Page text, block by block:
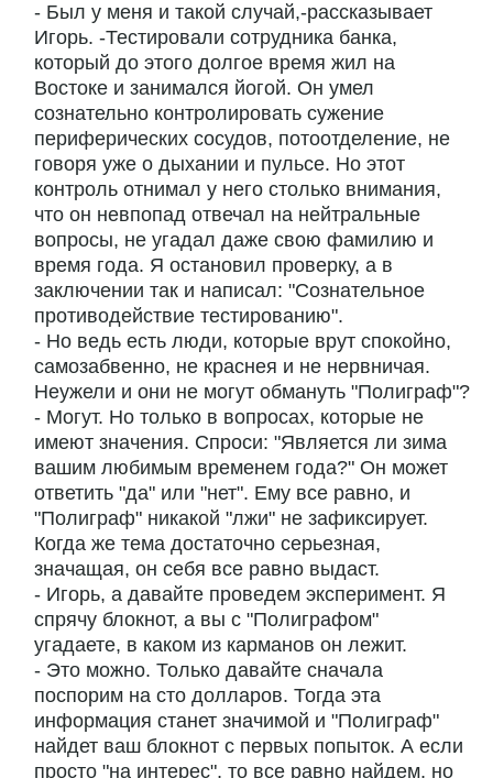
- Был у меня и такой случай,-рассказывает
Игорь. -Тестировали сотрудника банка,
который до этого долгое время жил на
Востоке и занимался йогой. Он умел
сознательно контролировать сужение
периферических сосудов, потоотделение, не
говоря уже о дыхании и пульсе. Но этот
контроль отнимал у него столько внимания,
что он невпопад отвечал на нейтральные
вопросы, не угадал даже свою фамилию и
время года. Я остановил проверку, а в
заключении так и написал: "Сознательное
противодействие тестированию".
- Но ведь есть люди, которые врут спокойно,
самозабвенно, не краснея и не нервничая.
Неужели и они не могут обмануть "Полиграф"?
- Могут. Но только в вопросах, которые не
имеют значения. Спроси: "Является ли зима
вашим любимым временем года?" Он может
ответить "да" или "нет". Ему все равно, и
"Полиграф" никакой "лжи" не зафиксирует.
Когда же тема достаточно серьезная,
значащая, он себя все равно выдаст.
- Игорь, а давайте проведем эксперимент. Я
спрячу блокнот, а вы с "Полиграфом"
угадаете, в каком из карманов он лежит.
- Это можно. Только давайте сначала
поспорим на сто долларов. Тогда эта
информация станет значимой и "Полиграф"
найдет ваш блокнот с первых попыток. А если
просто "на интерес", то все равно найдем, но